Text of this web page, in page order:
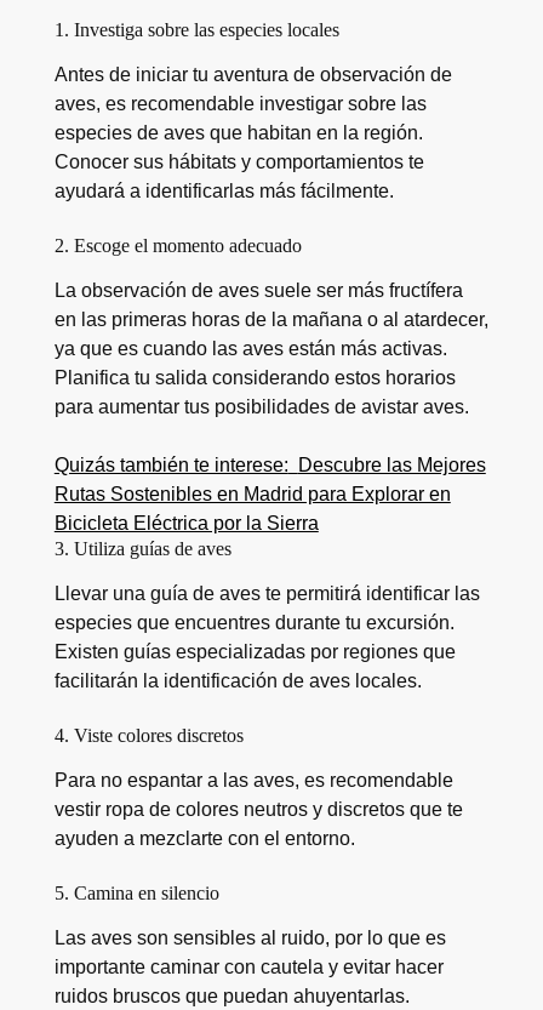
1. Investiga sobre las especies locales
Antes de iniciar tu aventura de observación de
aves, es recomendable investigar sobre las
especies de aves que habitan en la región.
Conocer sus hábitats y comportamientos te
ayudará a identificarlas más fácilmente.
2. Escoge el momento adecuado
La observación de aves suele ser más fructífera
en las primeras horas de la mañana o al atardecer,
ya que es cuando las aves están más activas.
Planifica tu salida considerando estos horarios
para aumentar tus posibilidades de avistar aves.
Quizás también te interese:
Descubre las Mejores
Rutas Sostenibles en Madrid para Explorar en
Bicicleta Eléctrica por la Sierra
3. Utiliza guías de aves
Llevar una guía de aves te permitirá identificar las
especies que encuentres durante tu excursión.
Existen guías especializadas por regiones que
facilitarán la identificación de aves locales.
4. Viste colores discretos
Para no espantar a las aves, es recomendable
vestir ropa de colores neutros y discretos que te
ayuden a mezclarte con el entorno.
5. Camina en silencio
Las aves son sensibles al ruido, por lo que es
importante caminar con cautela y evitar hacer
ruidos bruscos que puedan ahuyentarlas.